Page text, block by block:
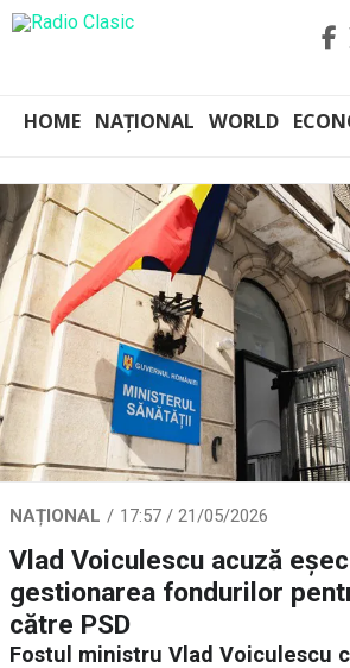
HOME NAȚIONAL WORLD
NAȚIONAL 17:57 / 21/05/2026
Vlad Voiculescu acuză
gestionarea fondurilor
către PSD
Fostul ministru Vlad Voiculescu